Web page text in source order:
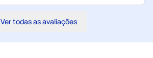
Ver todas as avaliações